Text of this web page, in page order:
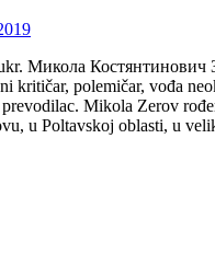
Микола Костянтинович
kritičar, polemičar, vođa
Mikola Zerov
u Poltavskoj oblasti, u